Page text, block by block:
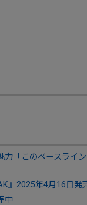
力「このベースライ
』2025年4月16日発
中